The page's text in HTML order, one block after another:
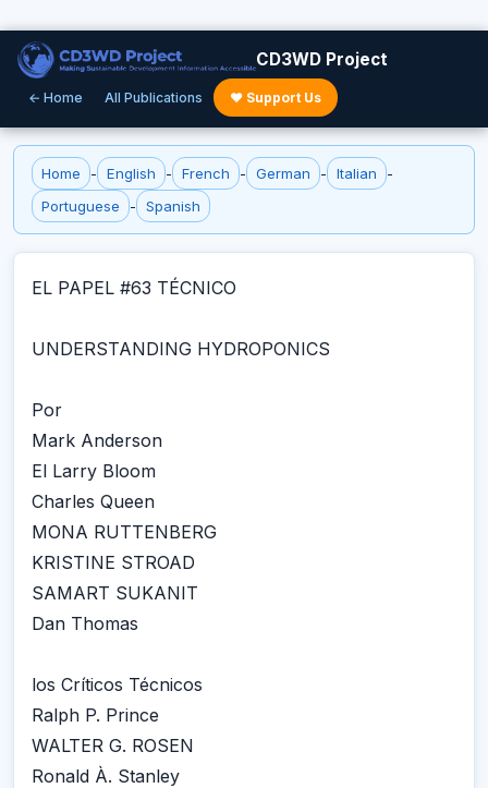
CD3WD Project
← Home All Publications ♥ Support Us
Home - English - French - German - Italian
-
Portuguese
- Spanish
EL PAPEL #63 TÉCNICO
UNDERSTANDING HYDROPONICS
Por
Mark Anderson
El Larry Bloom
Charles Queen
MONA RUTTENBERG
KRISTINE STROAD
SAMART SUKANIT
Dan Thomas
los Críticos Técnicos
Ralph P. Prince
WALTER G. ROSEN
Ronald À. Stanley